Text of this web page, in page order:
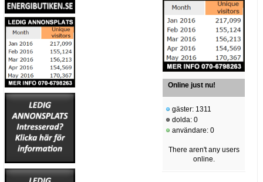
Online just nu!
gäster: 1311
dolda: 0
användare: 0
There aren't any users
online.